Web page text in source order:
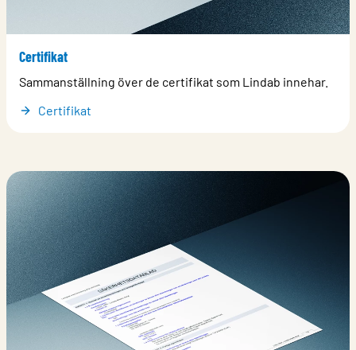
Certifikat
Sammanställning över de certifikat som Lindab innehar.
Certifikat